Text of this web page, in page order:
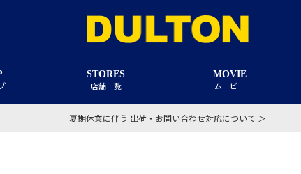
STORES
店舗一覧
MOVIE
ムービー
夏期休業に伴う 出荷・お問い合わせ対応について ＞